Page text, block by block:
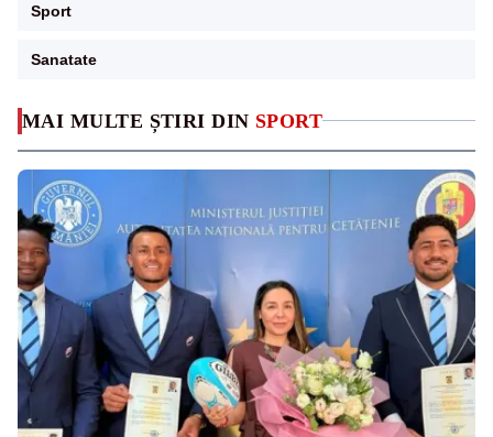
MAI MULTE ȘTIRI DIN SPORT
Sport
Sanatate